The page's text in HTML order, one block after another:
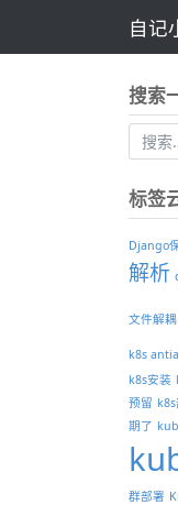
自记
搜索
标签
Django
解析
文件解耦
k8s
k8s安装
预留
期了
群部署